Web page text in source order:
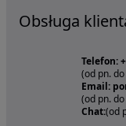
Obsługa
Telefon:
(od pn.
Email:
(od pn.
Chat:(od